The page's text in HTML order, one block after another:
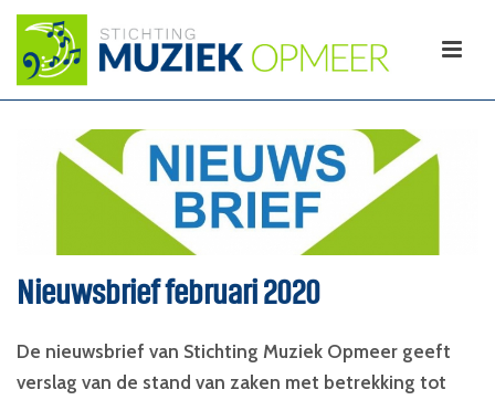
Nieuwsbrief februari 2020
De nieuwsbrief van Stichting Muziek Opmeer geeft
verslag van de stand van zaken met betrekking tot